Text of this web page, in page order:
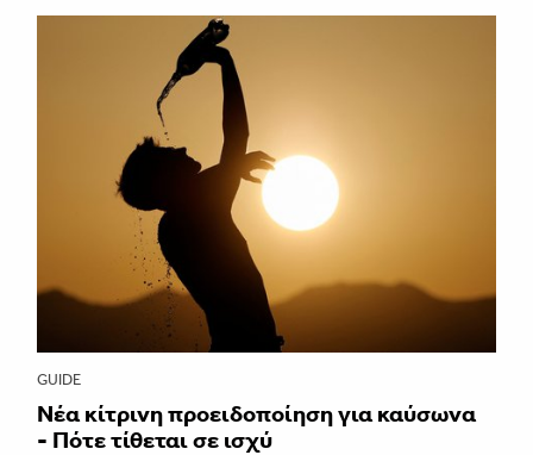
GUIDE
Νέα κίτρινη προειδοποίηση για καύσωνα
- Πότε τίθεται σε ισχύ